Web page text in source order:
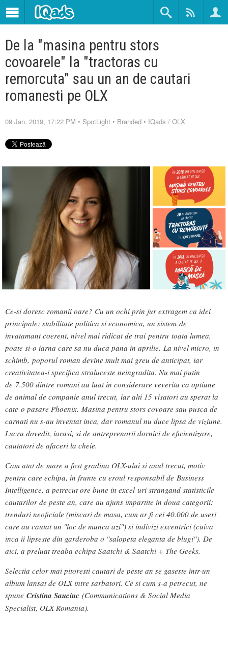
De la "masina pentru stors
covoarele" la "tractoras cu
remorcuta" sau un an de cautari
romanesti pe OLX
09 Jan. 2019, 17:22 PM • SpotLight • Branded • IQads / OLX
Ce-si doresc romanii oare? Cu un ochi prin jur extragem ca idei
principale: stabilitate politica si economica, un sistem de
invatamant coerent, nivel mai ridicat de trai pentru toata lumea,
poate si-o iarna care sa nu duca pana in aprilie. La nivel micro, in
schimb, poporul roman devine mult mai greu de anticipat, iar
creativitatea-i specifica straluceste neingradita. Nu mai putin
de 7.500 dintre romani au luat in considerare veverita ca optiune
de animal de companie anul trecut, iar alti 15 visatori au sperat la
cate-o pasare Phoenix. Masina pentru stors covoare sau pusca de
carnati nu s-au inventat inca, dar romanul nu duce lipsa de viziune.
Lucru dovedit, iarasi, si de antreprenorii dornici de eficientizare,
cautatori de afaceri la cheie.
Cam atat de mare a fost gradina OLX-ului si anul trecut, motiv
pentru care echipa, in frunte cu eroul responsabil de Business
Intelligence, a petrecut ore bune in excel-uri strangand statisticile
cautarilor de peste an, care au ajuns impartite in doua categorii:
trenduri neoficiale (miscari de masa, cum ar fi cei 40.000 de useri
care au cautat un "loc de munca azi") si indivizi excentrici (cuiva
inca ii lipseste din garderoba o "salopeta eleganta de blugi"). De
aici, a preluat treaba echipa Saatchi & Saatchi + The Geeks.
Selectia celor mai pitoresti cautari de peste an se gaseste intr-un
album lansat de OLX intre sarbatori. Ce si cum s-a petrecut, ne
spune Cristina Sauciuc (Communications & Social Media
Specialist, OLX Romania).